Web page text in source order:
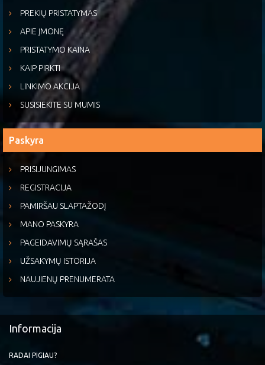
PREKIŲ PRISTATYMAS
APIE ĮMONĘ
PRISTATYMO KAINA
KAIP PIRKTI
LINKIMO AKCIJA
SUSISIEKITE SU MUMIS
Paskyra
PRISIJUNGIMAS
REGISTRACIJA
PAMIRŠAU SLAPTAŽODĮ
MANO PASKYRA
PAGEIDAVIMŲ SĄRAŠAS
UŽSAKYMŲ ISTORIJA
NAUJIENŲ PRENUMERATA
Informacija
RADAI PIGIAU?